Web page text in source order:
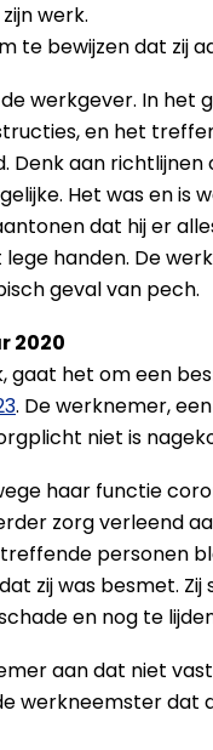
werk.
te bewijzen dat zij
werkgever. In
en het
Denk aan
Het was en
dat hij er
handen. De
geval van pech.
2020
gaat het om een
. De werknemer,
niet is
haar functie
zorg verleend
personen
zij was besmet.
en nog te
aan dat niet
werkneemster dat